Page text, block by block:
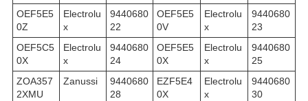
OEF5E5
0Z
Electrolu
x
9440680
22
OEF5E5
0V
Electrolu
x
9440680
23
OEF5C5
0X
Electrolu
x
9440680
24
OEF5E5
0X
Electrolu
x
9440680
25
ZOA357
2XMU
Zanussi
9440680
28
EZF5E4
0X
Electrolu
x
9440680
30